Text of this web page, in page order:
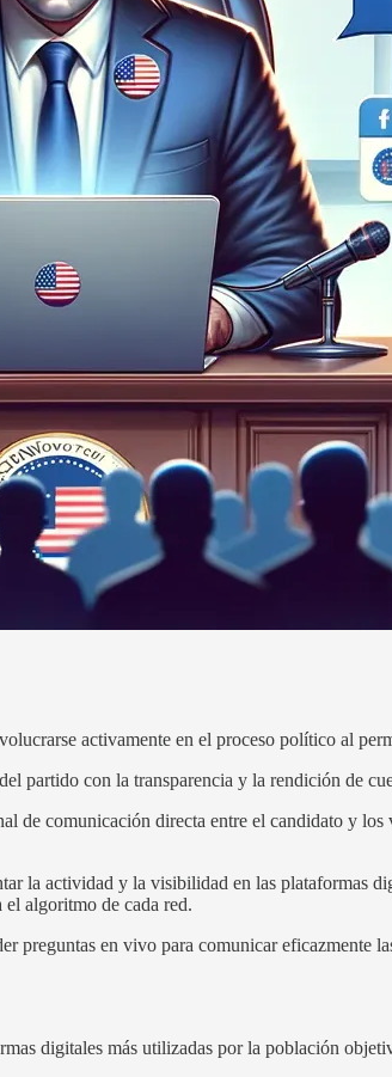
activamente en el proceso político al
partido con la transparencia y la rendición de
de comunicación directa entre el candidato y
la actividad y la visibilidad en las plataformas
algoritmo de cada red.
preguntas en vivo para comunicar eficazmente
digitales más utilizadas por la población